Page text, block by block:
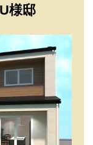
様邸